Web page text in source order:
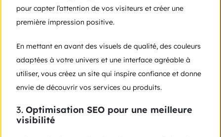
pour capter l’attention de vos visiteurs et créer une
première impression positive.
En mettant en avant des visuels de qualité, des couleurs
adaptées à votre univers et une interface agréable à
utiliser, vous créez un site qui inspire confiance et donne
envie de découvrir vos services ou produits.
3. Optimisation SEO pour une meilleure
visibilité